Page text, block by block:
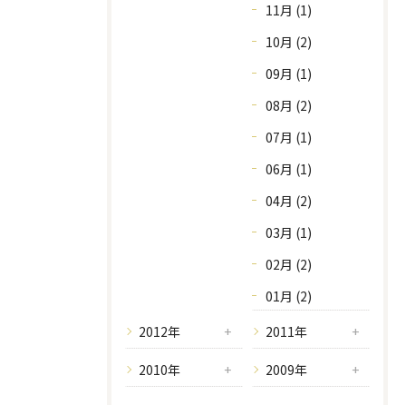
11月 (1)
10月 (2)
09月 (1)
08月 (2)
07月 (1)
06月 (1)
04月 (2)
03月 (1)
02月 (2)
01月 (2)
2012年
2011年
2010年 2009年